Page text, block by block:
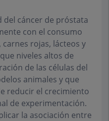
del cáncer de próstata
con el consumo
rojas, lácteos y
niveles altos de
de las células del
animales y que
reducir el crecimiento
de experimentación.
la asociación entre